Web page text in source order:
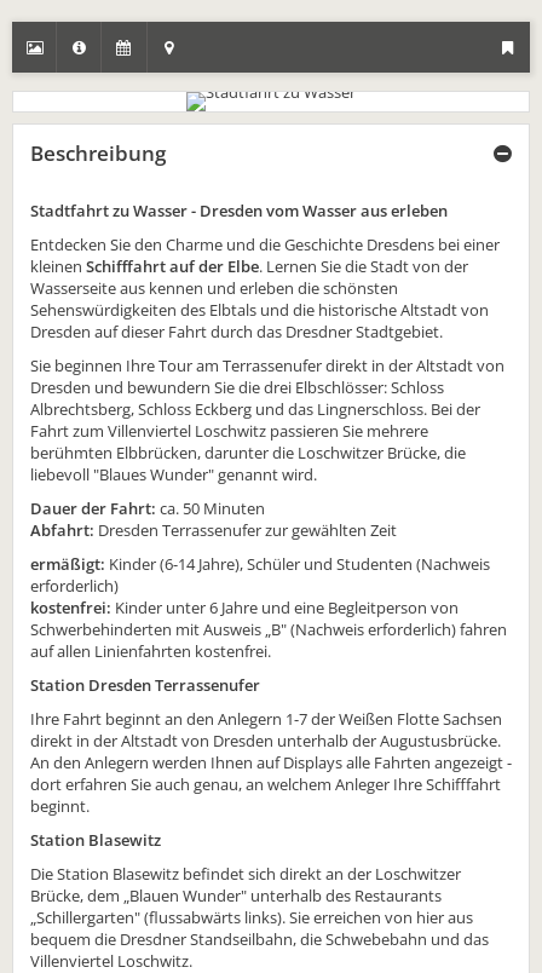
Beschreibung
Stadtfahrt zu Wasser - Dresden vom Wasser aus erleben
Entdecken Sie den Charme und die Geschichte Dresdens bei einer
kleinen Schifffahrt auf der Elbe. Lernen Sie die Stadt von der
Wasserseite aus kennen und erleben die schönsten
Sehenswürdigkeiten des Elbtals und die historische Altstadt von
Dresden auf dieser Fahrt durch das Dresdner Stadtgebiet.
Sie beginnen Ihre Tour am Terrassenufer direkt in der Altstadt von
Dresden und bewundern Sie die drei Elbschlösser: Schloss
Albrechtsberg, Schloss Eckberg und das Lingnerschloss. Bei der
Fahrt zum Villenviertel Loschwitz passieren Sie mehrere
berühmten Elbbrücken, darunter die Loschwitzer Brücke, die
liebevoll "Blaues Wunder" genannt wird.
Dauer der Fahrt: ca. 50 Minuten
Abfahrt: Dresden Terrassenufer zur gewählten Zeit
ermäßigt: Kinder (6-14 Jahre), Schüler und Studenten (Nachweis
erforderlich)
kostenfrei: Kinder unter 6 Jahre und eine Begleitperson von
Schwerbehinderten mit Ausweis „B" (Nachweis erforderlich) fahren
auf allen Linienfahrten kostenfrei.
Station Dresden Terrassenufer
Ihre Fahrt beginnt an den Anlegern 1-7 der Weißen Flotte Sachsen
direkt in der Altstadt von Dresden unterhalb der Augustusbrücke.
An den Anlegern werden Ihnen auf Displays alle Fahrten angezeigt -
dort erfahren Sie auch genau, an welchem Anleger Ihre Schifffahrt
beginnt.
Station Blasewitz
Die Station Blasewitz befindet sich direkt an der Loschwitzer
Brücke, dem „Blauen Wunder" unterhalb des Restaurants
„Schillergarten" (flussabwärts links). Sie erreichen von hier aus
bequem die Dresdner Standseilbahn, die Schwebebahn und das
Villenviertel Loschwitz.